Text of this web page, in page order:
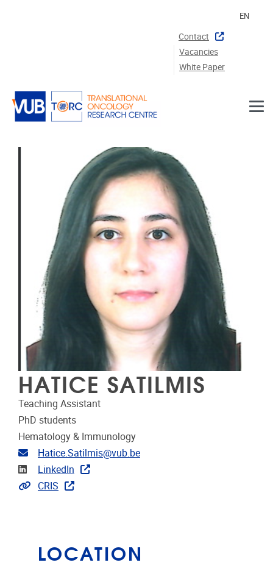
Contact
Vacancies
White Paper
EN
HATICE SATILMIS
Teaching Assistant
PhD students
Hematology & Immunology
Email address
Hatice.Satilmis@vub.be
Linkedin
LinkedIn
Link to CRIS
CRIS
LOCATION